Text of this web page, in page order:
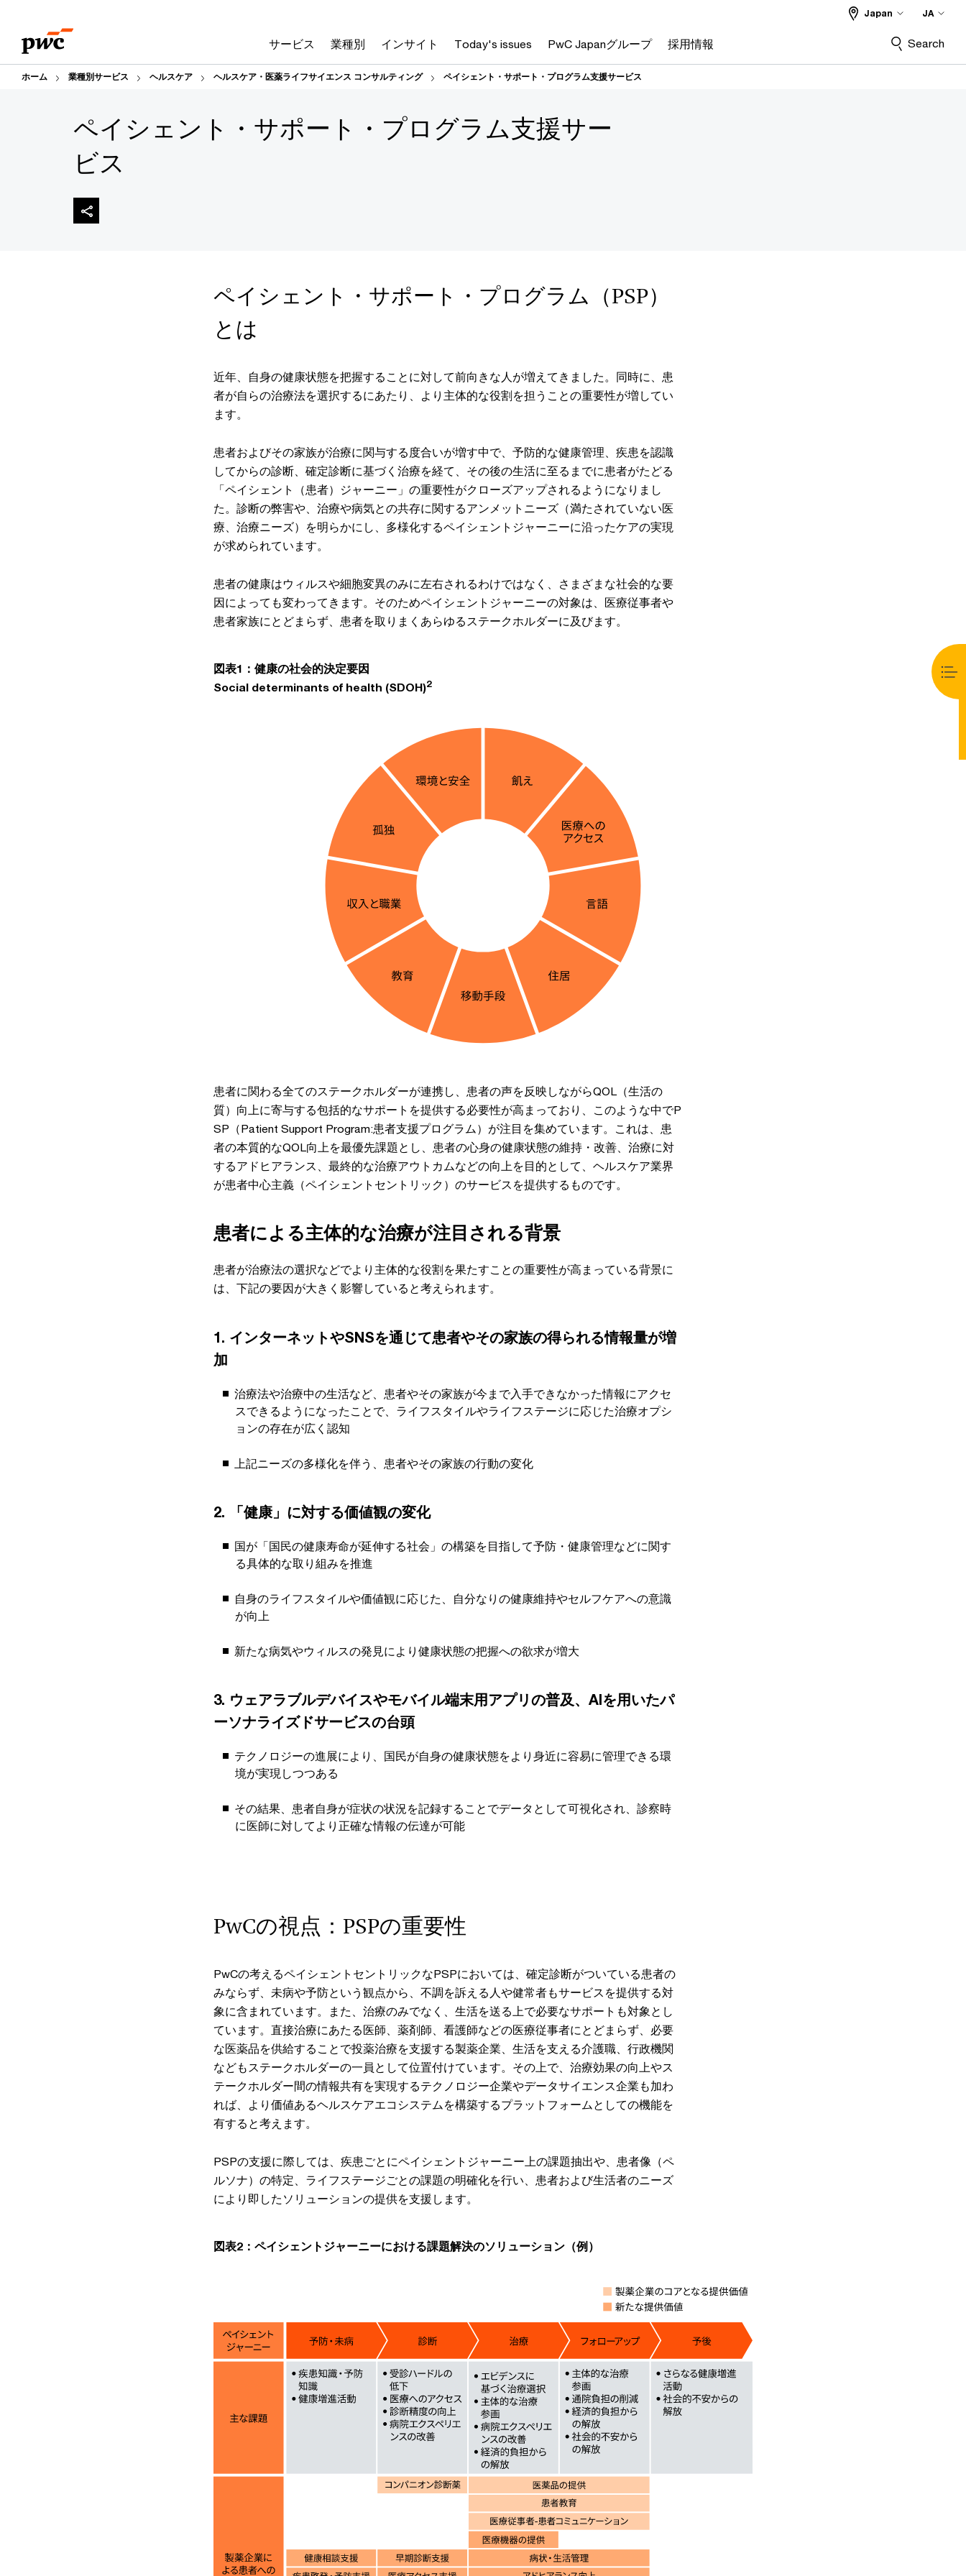
content
footer
サービス 業種別 インサイト Today's issues PwC Japanグループ 採用情報
Japan JA
Search
ホーム 業種別サービス ヘルスケア ヘルスケア・医薬ライフサイエンス コンサルティング ペイシェント・サポート・プログラム支援サービス
ペイシェント・サポート・プログラム支援サー
ビス
ペイシェント・サポート・プログラム（PSP）
とは
近年、自身の健康状態を把握することに対して前向きな人が増えてきました。同時に、患
者が自らの治療法を選択するにあたり、より主体的な役割を担うことの重要性が増してい
ます。
患者およびその家族が治療に関与する度合いが増す中で、予防的な健康管理、疾患を認識
してからの診断、確定診断に基づく治療を経て、その後の生活に至るまでに患者がたどる
「ペイシェント（患者）ジャーニー」の重要性がクローズアップされるようになりまし
た。診断の弊害や、治療や病気との共存に関するアンメットニーズ（満たされていない医
療、治療ニーズ）を明らかにし、多様化するペイシェントジャーニーに沿ったケアの実現
が求められています。
患者の健康はウィルスや細胞変異のみに左右されるわけではなく、さまざまな社会的な要
因によっても変わってきます。そのためペイシェントジャーニーの対象は、医療従事者や
患者家族にとどまらず、患者を取りまくあらゆるステークホルダーに及びます。
図表1：健康の社会的決定要因
Social determinants of health (SDOH)2
患者に関わる全てのステークホルダーが連携し、患者の声を反映しながらQOL（生活の
質）向上に寄与する包括的なサポートを提供する必要性が高まっており、このような中でP
SP（Patient Support Program:患者支援プログラム）が注目を集めています。これは、患
者の本質的なQOL向上を最優先課題とし、患者の心身の健康状態の維持・改善、治療に対
するアドヒアランス、最終的な治療アウトカムなどの向上を目的として、ヘルスケア業界
が患者中心主義（ペイシェントセントリック）のサービスを提供するものです。
患者による主体的な治療が注目される背景
患者が治療法の選択などでより主体的な役割を果たすことの重要性が高まっている背景に
は、下記の要因が大きく影響していると考えられます。
1. インターネットやSNSを通じて患者やその家族の得られる情報量が増
加
治療法や治療中の生活など、患者やその家族が今まで入手できなかった情報にアクセ
スできるようになったことで、ライフスタイルやライフステージに応じた治療オプシ
ョンの存在が広く認知
上記ニーズの多様化を伴う、患者やその家族の行動の変化
2. 「健康」に対する価値観の変化
国が「国民の健康寿命が延伸する社会」の構築を目指して予防・健康管理などに関す
る具体的な取り組みを推進
自身のライフスタイルや価値観に応じた、自分なりの健康維持やセルフケアへの意識
が向上
新たな病気やウィルスの発見により健康状態の把握への欲求が増大
3. ウェアラブルデバイスやモバイル端末用アプリの普及、AIを用いたパ
ーソナライズドサービスの台頭
テクノロジーの進展により、国民が自身の健康状態をより身近に容易に管理できる環
境が実現しつつある
その結果、患者自身が症状の状況を記録することでデータとして可視化され、診察時
に医師に対してより正確な情報の伝達が可能
PwCの視点：PSPの重要性
PwCの考えるペイシェントセントリックなPSPにおいては、確定診断がついている患者の
みならず、未病や予防という観点から、不調を訴える人や健常者もサービスを提供する対
象に含まれています。また、治療のみでなく、生活を送る上で必要なサポートも対象とし
ています。直接治療にあたる医師、薬剤師、看護師などの医療従事者にとどまらず、必要
な医薬品を供給することで投薬治療を支援する製薬企業、生活を支える介護職、行政機関
などもステークホルダーの一員として位置付けています。その上で、治療効果の向上やス
テークホルダー間の情報共有を実現するテクノロジー企業やデータサイエンス企業も加わ
れば、より価値あるヘルスケアエコシステムを構築するプラットフォームとしての機能を
有すると考えます。
PSPの支援に際しては、疾患ごとにペイシェントジャーニー上の課題抽出や、患者像（ペ
ルソナ）の特定、ライフステージごとの課題の明確化を行い、患者および生活者のニーズ
により即したソリューションの提供を支援します。
図表2：ペイシェントジャーニーにおける課題解決のソリューション（例）